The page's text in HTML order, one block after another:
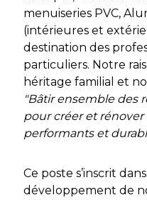
menuiseries PVC,
(intérieures et
destination des
particuliers. Notre
héritage familial et
"Bâtir ensemble des
pour créer et rénover
performants et
Ce poste s’inscrit
développement de